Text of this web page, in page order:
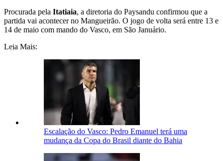
Procurada pela Itatiaia, a diretoria do Paysandu confirmou que a
partida vai acontecer no Mangueirão. O jogo de volta será entre 13 e
14 de maio com mando do Vasco, em São Januário.
Leia Mais:
Escalação do Vasco: Pedro Emanuel terá uma
mudança da Copa do Brasil diante do Bahia